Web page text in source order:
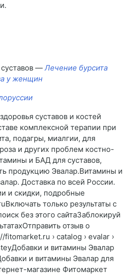
суставов —Лечение бурсита
у женщин
суставов и костей
комплексной терапии при
подагры, миалгии, для
и других проблем костно-
и БАД для суставов,
продукцию Эвалар.Витамины и
Доставка по всей России.
и скидки, подробные
только результаты с
без этого сайтаЗаблокируй
отзыв о
› catalog › evalar ›
и витамины Эвалар
и витамины Эвалар для
магазине Фитомаркет